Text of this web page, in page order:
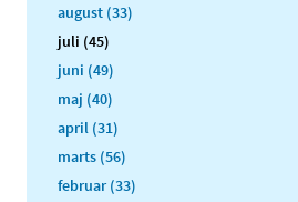
august (33)
juli (45)
juni (49)
maj (40)
april (31)
marts (56)
februar (33)